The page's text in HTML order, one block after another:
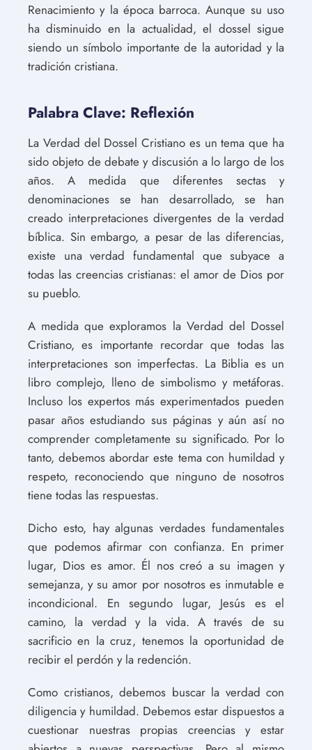
Renacimiento y la época barroca. Aunque su uso
ha disminuido en la actualidad, el dossel sigue
siendo un símbolo importante de la autoridad y la
tradición cristiana.
Palabra Clave: Reflexión
La Verdad del Dossel Cristiano es un tema que ha
sido objeto de debate y discusión a lo largo de los
años. A medida que diferentes sectas y
denominaciones se han desarrollado, se han
creado interpretaciones divergentes de la verdad
bíblica. Sin embargo, a pesar de las diferencias,
existe una verdad fundamental que subyace a
todas las creencias cristianas: el amor de Dios por
su pueblo.
A medida que exploramos la Verdad del Dossel
Cristiano, es importante recordar que todas las
interpretaciones son imperfectas. La Biblia es un
libro complejo, lleno de simbolismo y metáforas.
Incluso los expertos más experimentados pueden
pasar años estudiando sus páginas y aún así no
comprender completamente su significado. Por lo
tanto, debemos abordar este tema con humildad y
respeto, reconociendo que ninguno de nosotros
tiene todas las respuestas.
Dicho esto, hay algunas verdades fundamentales
que podemos afirmar con confianza. En primer
lugar, Dios es amor. Él nos creó a su imagen y
semejanza, y su amor por nosotros es inmutable e
incondicional. En segundo lugar, Jesús es el
camino, la verdad y la vida. A través de su
sacrificio en la cruz, tenemos la oportunidad de
recibir el perdón y la redención.
Como cristianos, debemos buscar la verdad con
diligencia y humildad. Debemos estar dispuestos a
cuestionar nuestras propias creencias y estar